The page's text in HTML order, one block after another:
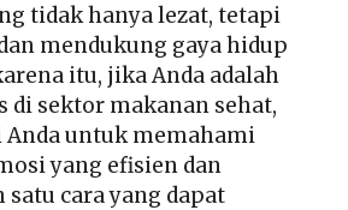
tidak hanya lezat, tetapi
mendukung gaya hidup
itu, jika Anda adalah
di sektor makanan sehat,
Anda untuk memahami
yang efisien dan
satu cara yang dapat